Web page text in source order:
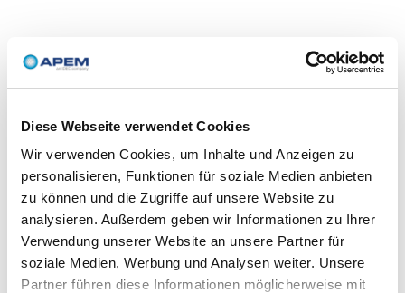
Diese Webseite verwendet Cookies
Wir verwenden Cookies, um Inhalte und Anzeigen zu
personalisieren, Funktionen für soziale Medien anbieten
zu können und die Zugriffe auf unsere Website zu
analysieren. Außerdem geben wir Informationen zu Ihrer
Verwendung unserer Website an unsere Partner für
soziale Medien, Werbung und Analysen weiter. Unsere
Partner führen diese Informationen möglicherweise mit